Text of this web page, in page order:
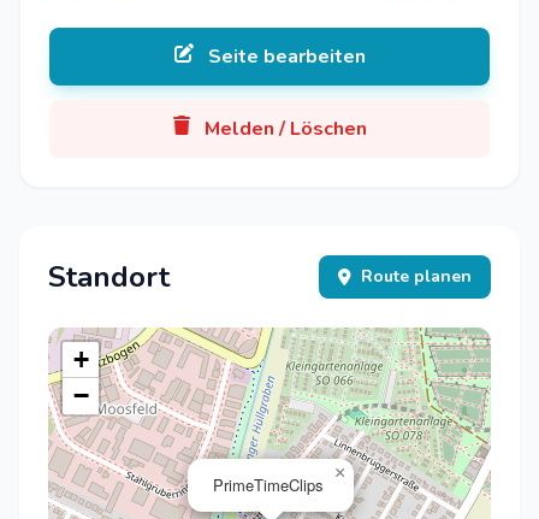
Seite bearbeiten
Melden / Löschen
Standort Route planen
PrimeTimeClips
×
+
−